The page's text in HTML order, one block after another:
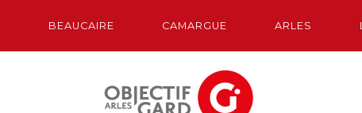
BEAUCAIRE CAMARGUE ARLES